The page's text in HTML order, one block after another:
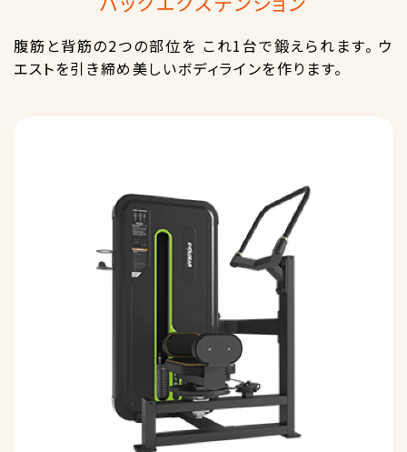
腹筋と背筋の2つの部位を これ1台で鍛えられます。 ウ
エストを引き締め美しいボディラインを作ります。